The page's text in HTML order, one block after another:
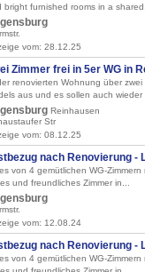
bright furnished rooms in a
vom: 28.12.25
Zimmer frei in 5er WG in
renovierten Wohnung über
aus und es sollen auch wieder
Reinhausen
Str
vom: 08.12.25
nach Renovierung -
von 4 gemütlichen WG-
und freundliches Zimmer in...
vom: 12.08.24
nach Renovierung -
von 4 gemütlichen WG-